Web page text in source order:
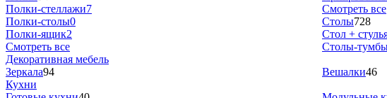
Полки-стеллажи7
Полки-столы0
Полки-ящик2
Смотреть все
Смотреть все
Столы728
Стол +
Столы-
Декоративная мебель
Зеркала94 Вешалки46
Кухни